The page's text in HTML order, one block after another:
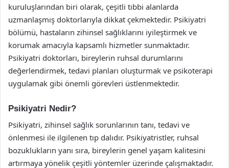
kuruluşlarından biri olarak, çeşitli tıbbi alanlarda
uzmanlaşmış doktorlarıyla dikkat çekmektedir. Psikiyatri
bölümü, hastaların zihinsel sağlıklarını iyileştirmek ve
korumak amacıyla kapsamlı hizmetler sunmaktadır.
Psikiyatri doktorları, bireylerin ruhsal durumlarını
değerlendirmek, tedavi planları oluşturmak ve psikoterapi
uygulamak gibi önemli görevleri üstlenmektedir.
Psikiyatri Nedir?
Psikiyatri, zihinsel sağlık sorunlarının tanı, tedavi ve
önlenmesi ile ilgilenen tıp dalıdır. Psikiyatristler, ruhsal
bozuklukların yanı sıra, bireylerin genel yaşam kalitesini
artırmaya yönelik çeşitli yöntemler üzerinde çalışmaktadır.